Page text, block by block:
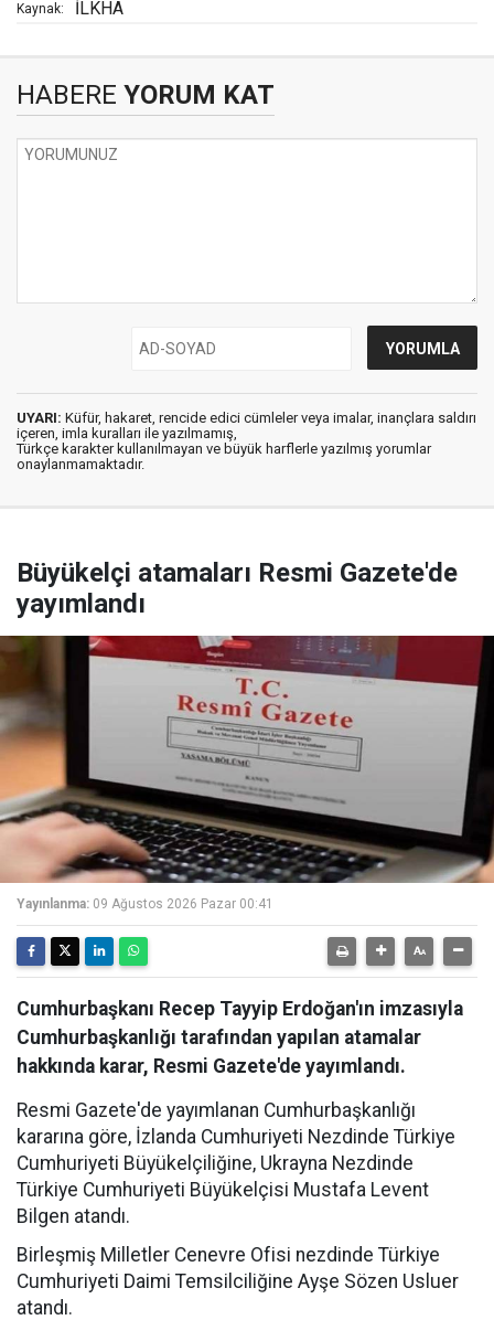
Kaynak: İLKHA
HABERE YORUM KAT
UYARI: Küfür, hakaret, rencide edici cümleler veya imalar, inançlara saldırı
içeren, imla kuralları ile yazılmamış,
Türkçe karakter kullanılmayan ve büyük harflerle yazılmış yorumlar
onaylanmamaktadır.
Büyükelçi atamaları Resmi Gazete'de
yayımlandı
Yayınlanma: 09 Ağustos 2026 Pazar 00:41
Cumhurbaşkanı Recep Tayyip Erdoğan'ın imzasıyla
Cumhurbaşkanlığı tarafından yapılan atamalar
hakkında karar, Resmi Gazete'de yayımlandı.
Resmi Gazete'de yayımlanan Cumhurbaşkanlığı
kararına göre, İzlanda Cumhuriyeti Nezdinde Türkiye
Cumhuriyeti Büyükelçiliğine, Ukrayna Nezdinde
Türkiye Cumhuriyeti Büyükelçisi Mustafa Levent
Bilgen atandı.
Birleşmiş Milletler Cenevre Ofisi nezdinde Türkiye
Cumhuriyeti Daimi Temsilciliğine Ayşe Sözen Usluer
atandı.